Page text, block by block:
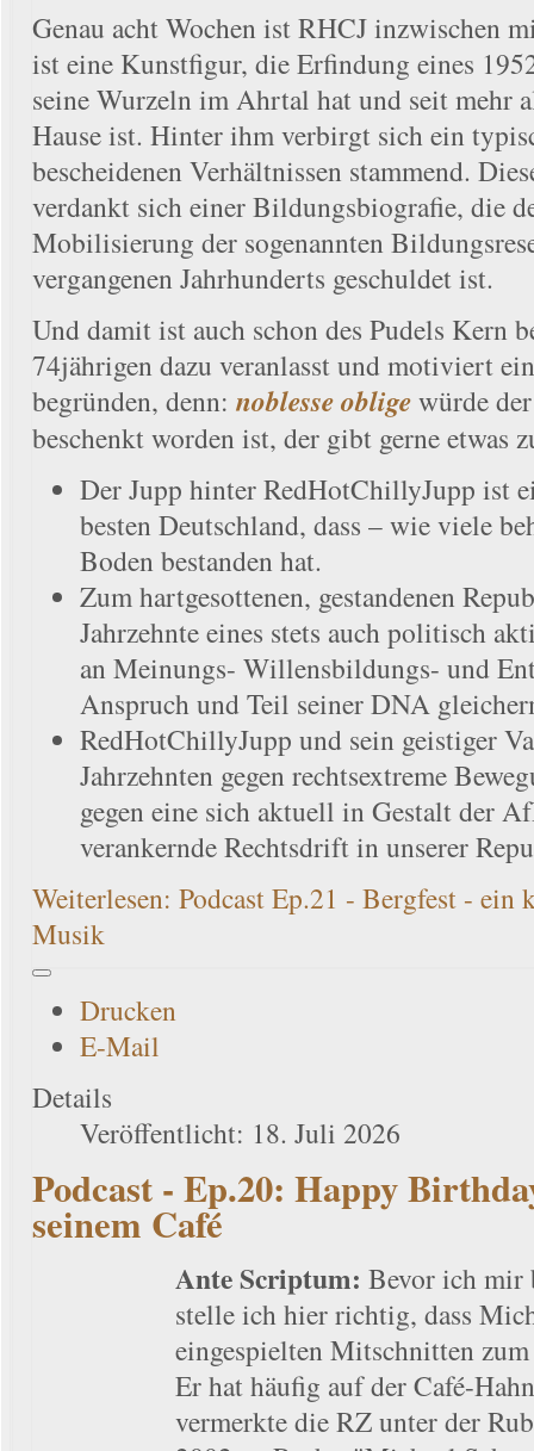
Genau acht Wochen ist RHCJ inzwischen
ist eine Kunstfigur, die Erfindung eines
seine Wurzeln im Ahrtal hat und seit mehr
Hause ist. Hinter ihm verbirgt sich ein
bescheidenen Verhältnissen stammend.
verdankt sich einer Bildungsbiografie, die
Mobilisierung der sogenannten
vergangenen Jahrhunderts geschuldet ist.
Und damit ist auch schon des Pudels Kern
74jährigen dazu veranlasst und motiviert
begründen, denn: noblesse obligewürde
beschenkt worden ist, der gibt gerne etwas
Der Jupp hinter RedHotChillyJupp ist
besten Deutschland, dass – wie viele
Boden bestanden hat.
Zum hartgesottenen, gestandenen
Jahrzehnte eines stets auch politisch
an Meinungs- Willensbildungs- und
Anspruch und Teil seiner DNA
RedHotChillyJupp und sein geistiger
Jahrzehnten gegen rechtsextreme
gegen eine sich aktuell in Gestalt der
verankernde Rechtsdrift in unserer
Weiterlesen: Podcast Ep.21 - Bergfest -
Musik
Drucken
E-Mail
Details
Veröffentlicht: 18. Juli 2026
Podcast - Ep.20: Happy
seinem Café
Ante Scriptum: Bevor ich mir
stelle ich hier richtig, dass
eingespielten Mitschnitten
Er hat häufig auf der Café-
vermerkte die RZ unter der